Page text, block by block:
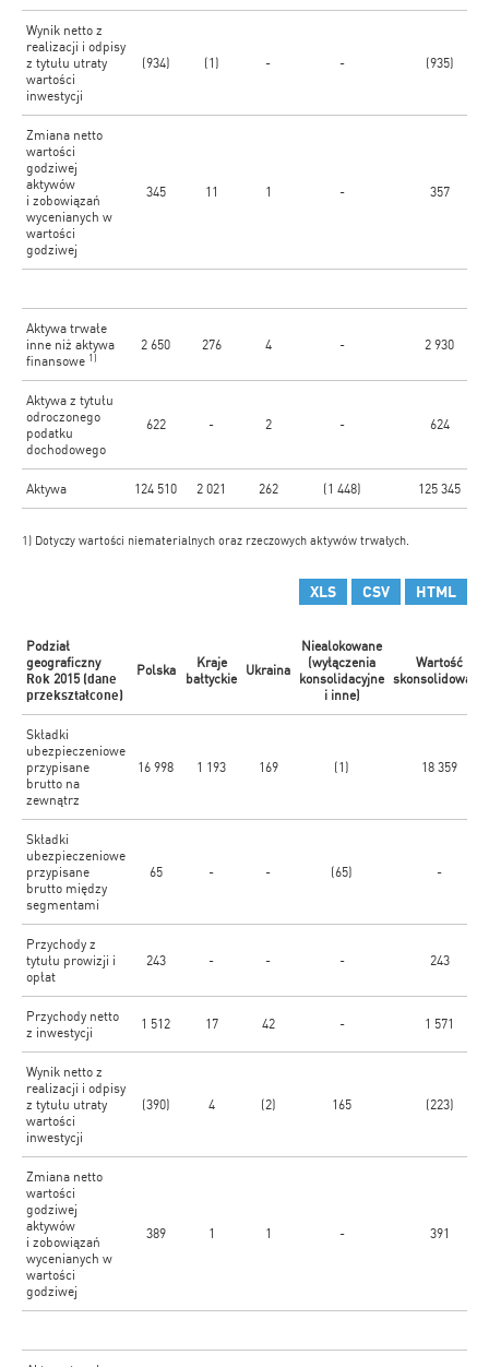
Wynik netto z
realizacji i odpisy
z tytułu utraty
wartości
inwestycji
(934) (1) - - (935)
Zmiana netto
wartości
godziwej
aktywów
i zobowiązań
wycenianych w
wartości
godziwej
345 11 1 - 357
Aktywa trwałe
inne niż aktywa
finansowe 1)
2 650 276 4 - 2 930
Aktywa z tytułu
odroczonego
podatku
dochodowego
622 - 2 - 624
Aktywa 124 510 2 021 262 (1 448) 125 345
1) Dotyczy wartości niematerialnych oraz rzeczowych aktywów trwałych.
XLS CSV HTML
Podział
geograficzny
Rok 2015 (dane
przekształcone)
Polska
Kraje
bałtyckie
Ukraina
Niealokowane
(wyłączenia
konsolidacyjne
i inne)
Wartość
skonsolidowana
Składki
ubezpieczeniowe
przypisane
brutto na
zewnątrz
16 998 1 193 169 (1) 18 359
Składki
ubezpieczeniowe
przypisane
brutto między
segmentami
65 - - (65) -
Przychody z
tytułu prowizji i
opłat
243 - - - 243
Przychody netto
z inwestycji
1 512 17 42 - 1 571
Wynik netto z
realizacji i odpisy
z tytułu utraty
wartości
inwestycji
(390) 4 (2) 165 (223)
Zmiana netto
wartości
godziwej
aktywów
i zobowiązań
wycenianych w
wartości
godziwej
389 1 1 - 391